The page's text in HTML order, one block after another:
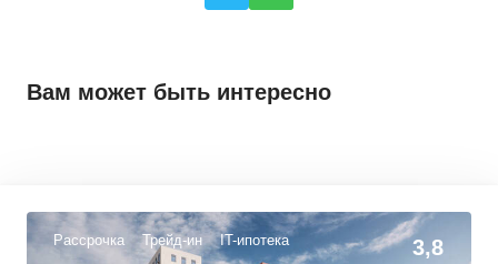
Вам может быть интересно
Рассрочка Трейд-ин IT-ипотека 3,8